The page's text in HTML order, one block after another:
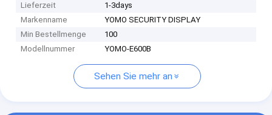
Lieferzeit
1-3days
Markenname
YOMO SECURITY DISPLAY
Min Bestellmenge
100
Modellnummer
YOMO-E600B
Sehen Sie mehr an